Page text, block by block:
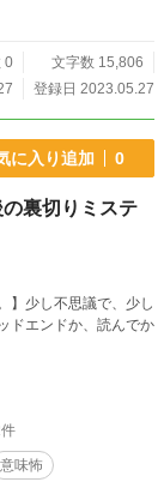
0
文字数 15,806
登録日 2023.05.27
に入り追加 0
裏切りミステ
】少し不思議で、少し
ドエンドか、読んでか
意味怖